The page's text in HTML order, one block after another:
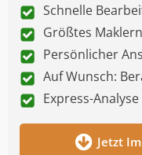
Schnelle
Größtes
Persönlicher
Auf Wunsch:
Express-
Jetzt